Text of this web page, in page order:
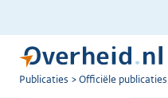
U
Publicaties Officiële publicaties